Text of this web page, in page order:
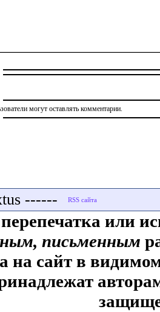
могут оставлять комментарии.
------
или
письменным
на сайт в